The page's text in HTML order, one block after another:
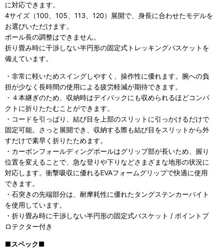
に対応できます。
4サイズ（100、105、113、120）展開で、身長に合わせたモデルを
お選びいただけます。
ポール長の調整はできません。
折り畳み時に干渉しない半円形の固定式トレッキングバスケットを
備えています。
・非常に軽いためスイングしやすく、操作性に優れます。腕への負
担が少なく長時間の使用による疲労軽減が期待できます。
・４本継ぎのため、収納時はデイパックにも収められるほどコンパ
クトに折りたたむことができます。
・コードを引っぱり、結び目を上部のスリットに引っかけるだけで
固定可能。さっと展開でき、収納する際も結び目をスリットから外
すだけで素早く折りたためます。
・カーボンフォールディングポールはグリップ部が長いため、握り
位置を変えることで、急な登りや下りなどさまざまな地形の状況に
対応します。衝撃吸収に優れるEVAフォームグリップで快適に使用
できます。
・石突きの先端部分は、耐摩耗性に優れたタングステンカーバイト
を使用しています。
・折り畳み時に干渉しない半円形の固定式バスケット / ポイントプ
ロテクター付き
■スペック■